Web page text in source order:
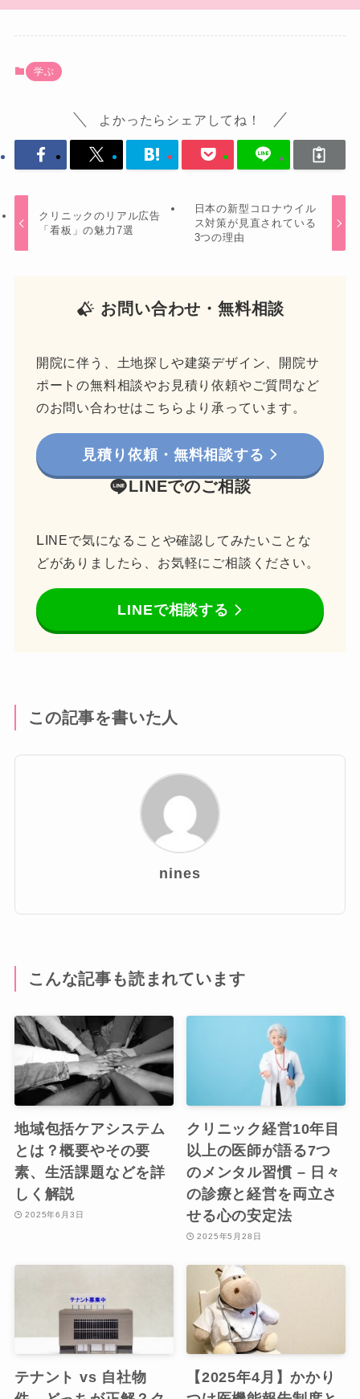
学ぶ
よかったらシェアしてね！
クリニックのリアル広告
「看板」の魅力7選
日本の新型コロナウイル
ス対策が見直されている
3つの理由
お問い合わせ・無料相談
開院に伴う、土地探しや建築デザイン、開院サ
ポートの無料相談やお見積り依頼やご質問など
のお問い合わせはこちらより承っています。
見積り依頼・無料相談する
LINEでのご相談
L INEで気になることや確認してみたいことな
どがありましたら、お気軽にご相談ください。
LINEで相談する
この記事を書いた人
nines
こんな記事も読まれています
地域包括ケアシステム
とは？概要やその要
素、生活課題などを詳
しく解説
2025年6月3日
クリニック経営10年目
以上の医師が語る7つ
のメンタル習慣 – 日々
の診療と経営を両立さ
せる心の安定法
2025年5月28日
テナント vs 自社物
【2025年4月】かかり